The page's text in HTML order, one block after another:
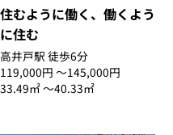
住むように働く、働くよう
に住む
高井戸駅 徒歩6分
119,000円 〜145,000円
33.49㎡ 〜40.33㎡